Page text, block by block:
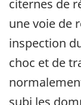
citernes de
une voie de
inspection
choc et de